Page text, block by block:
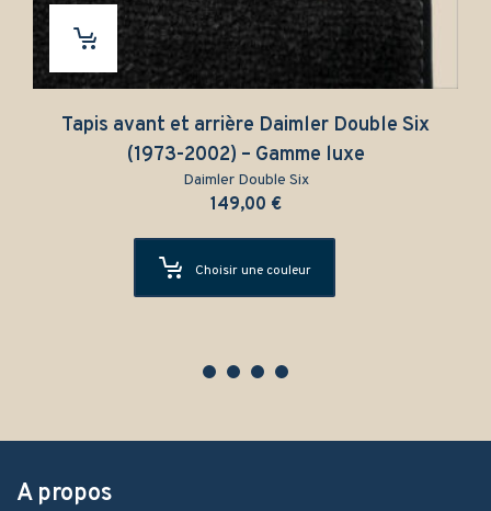
Tapis avant et arrière Daimler Double Six
(1973-2002) – Gamme luxe
Daimler Double Six
149,00 €
Choisir une couleur
A propos